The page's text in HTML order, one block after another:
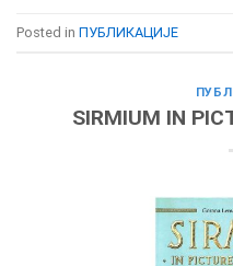
Posted in ПУБЛИКАЦИЈЕ
SIRMIUM IN